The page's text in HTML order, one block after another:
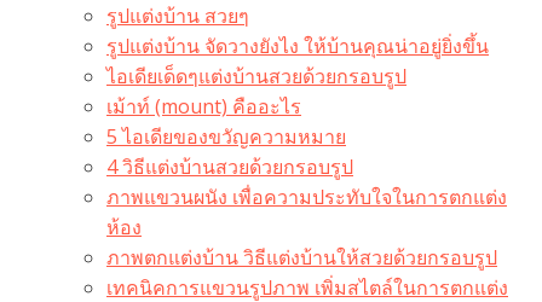
รูปแต่งบ้าน สวยๆ
รูปแต่งบ้าน จัดวางยังไง ให้บ้านคุณน่าอยู่ยิ่งขึ้น
ไอเดียเด็ดๆแต่งบ้านสวยด้วยกรอบรูป
เม้าท์ (mount) คืออะไร​
5 ไอเดียของขวัญความหมาย
4 วิธีแต่งบ้านสวยด้วยกรอบรูป
ภาพแขวนผนัง เพื่อความประทับใจในการตกแต่ง
ห้อง
ภาพตกแต่งบ้าน วิธีแต่งบ้านให้สวยด้วยกรอบรูป
เทคนิคการแขวนรูปภาพ เพิ่มสไตล์ในการตกแต่ง